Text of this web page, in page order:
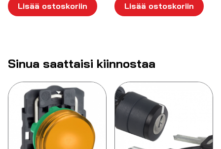
Lisää ostoskoriin Lisää ostoskoriin
Sinua saattaisi kiinnostaa